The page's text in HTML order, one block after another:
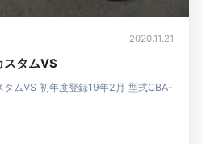
2020.11.21
スタムVS
ムVS 初年度登録19年2月 型式CBA-